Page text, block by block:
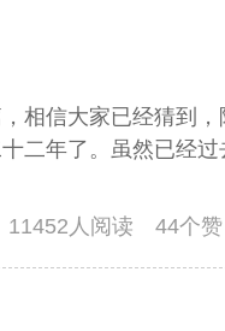
相信大家已经猜到
二年了。虽然已经
11452人阅读 44个赞